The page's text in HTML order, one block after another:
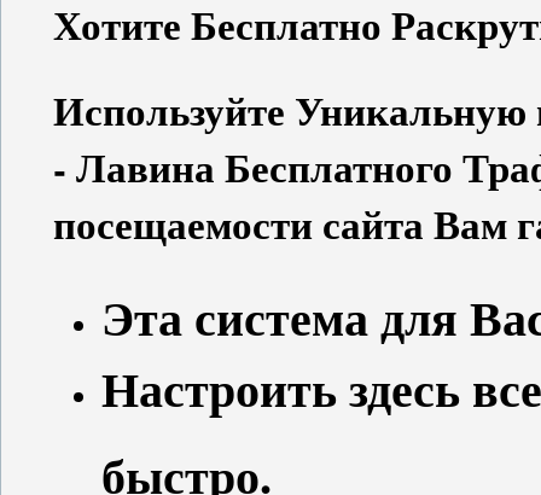
Хотите Бесплатно
Используйте Уникальную
- Лавина Бесплатного
посещаемости сайта Вам
Эта система для
Настроить здесь
быстро.